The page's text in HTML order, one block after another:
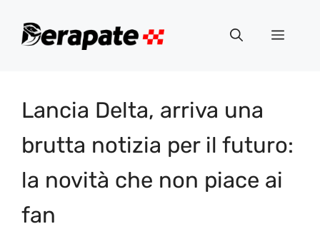
Menu
Lancia Delta, arriva una
brutta notizia per il futuro:
la novità che non piace ai
fan